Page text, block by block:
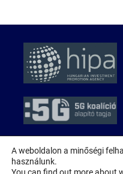
© 2026 MAGE
A weboldalon a minőségi
használunk.